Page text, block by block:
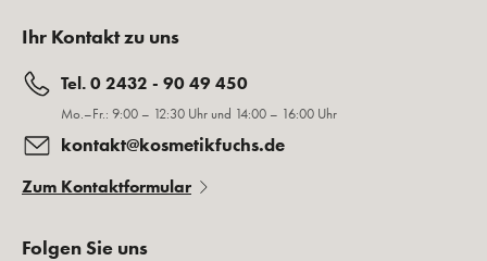
Ihr Kontakt zu uns
Tel. 0 2432 - 90 49 450
Mo.–Fr.: 9:00 – 12:30 Uhr und 14:00 – 16:00 Uhr
kontakt@kosmetikfuchs.de
Zum Kontaktformular
Folgen Sie uns